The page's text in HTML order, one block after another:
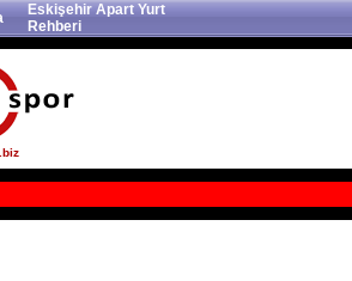
Eskişehir Apart Yurt
Rehberi